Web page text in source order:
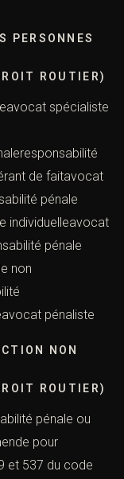
PERSONNES
ROUTIER)
spécialiste
de faitavocat
pénale
individuelleavocat
pénale
non
pénaliste
NON
ROUTIER)
pénale ou
pour
et 537 du code